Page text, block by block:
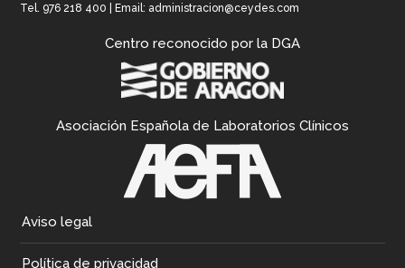
Tel. 976 218 400 | Email: administracion@ceydes.com
Centro reconocido por la DGA
Asociación Española de Laboratorios Clínicos
Aviso legal
Política de privacidad